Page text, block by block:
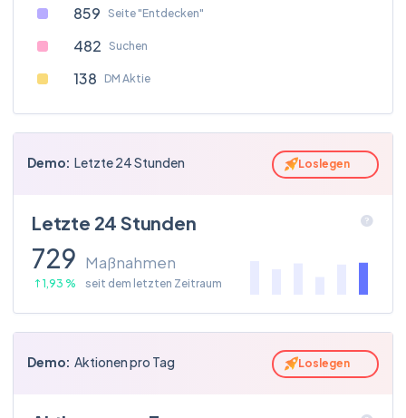
kevinrose
heblondevagabond
bookingcom
859 Seite "Entdecken"
482 Suchen
138 DM Aktie
Demo: Letzte 24 Stunden Loslegen
Letzte 24 Stunden
729 Maßnahmen
1,93 % seit dem letzten Zeitraum
Demo: Aktionen pro Tag Loslegen